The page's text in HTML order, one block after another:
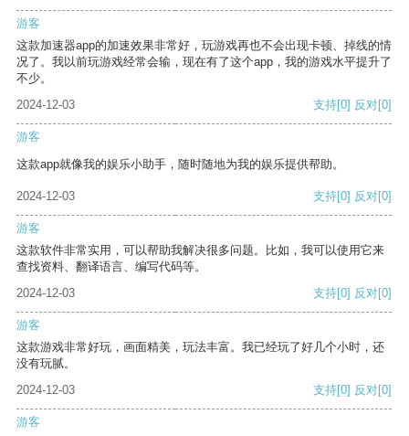
游客
这款加速器app的加速效果非常好，玩游戏再也不会出现卡顿、掉线的情
况了。我以前玩游戏经常会输，现在有了这个app，我的游戏水平提升了
不少。
2024-12-03
支持[0] 反对[0]
游客
这款app就像我的娱乐小助手，随时随地为我的娱乐提供帮助。
2024-12-03 支持[0] 反对[0]
游客
这款软件非常实用，可以帮助我解决很多问题。比如，我可以使用它来
查找资料、翻译语言、编写代码等。
2024-12-03
支持[0] 反对[0]
游客
这款游戏非常好玩，画面精美，玩法丰富。我已经玩了好几个小时，还
没有玩腻。
2024-12-03
支持[0] 反对[0]
游客